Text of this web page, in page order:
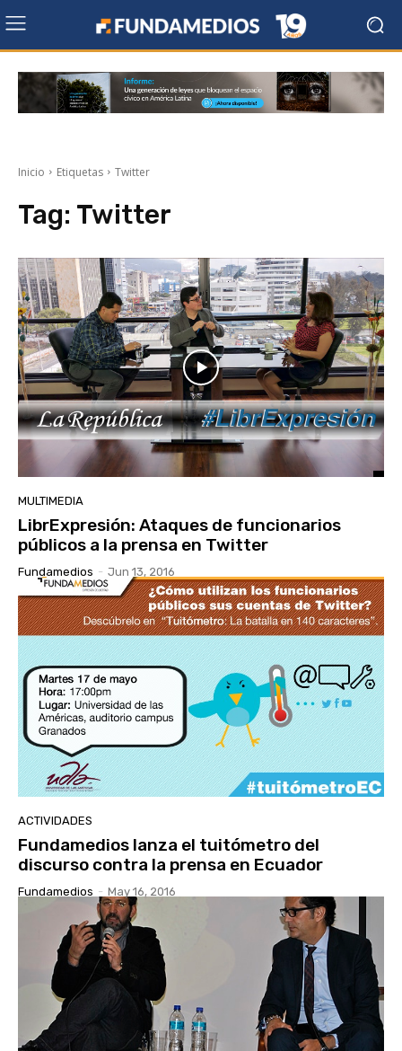
Inicio Etiquetas Twitter
Tag: Twitter
MULTIMEDIA
LibrExpresión: Ataques de funcionarios
públicos a la prensa en Twitter
Fundamedios - Jun 13, 2016
ACTIVIDADES
Fundamedios lanza el tuitómetro del
discurso contra la prensa en Ecuador
Fundamedios - May 16, 2016